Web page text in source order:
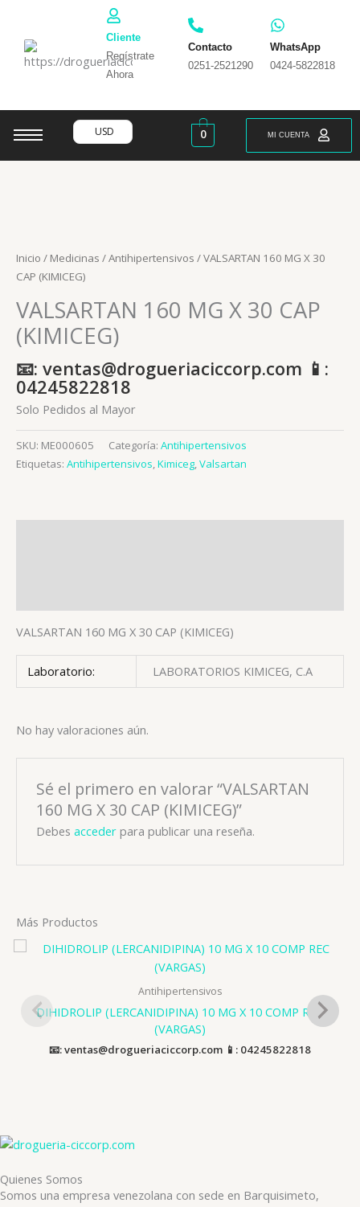
contenido
Cliente
Regístrate
Ahora
Contacto
0251-2521290
WhatsApp
0424-5822818
USD 0 MI CUENTA
Inicio / Medicinas /Antihipertensivos / VALSARTAN 160 MG X 30
CAP (KIMICEG)
VALSARTAN 160 MG X 30 CAP
(KIMICEG)
📧: ventas@drogueriaciccorp.com 📱:
04245822818
Solo Pedidos al Mayor
SKU: ME000605 Categoría: Antihipertensivos
Etiquetas: Antihipertensivos,Kimiceg,Valsartan
VALSARTAN 160 MG X 30 CAP (KIMICEG)
Laboratorio: LABORATORIOS KIMICEG, C.A
No hay valoraciones aún.
Sé el primero en valorar “VALSARTAN
160 MG X 30 CAP (KIMICEG)”
Debesacceder para publicar una reseña.
Más Productos
Antihipertensivos
DIHIDROLIP (LERCANIDIPINA) 10 MG X 10 COMP REC
(VARGAS)
📧: ventas@drogueriaciccorp.com 📱: 04245822818
Quienes Somos
Somos una empresa venezolana con sede en Barquisimeto,